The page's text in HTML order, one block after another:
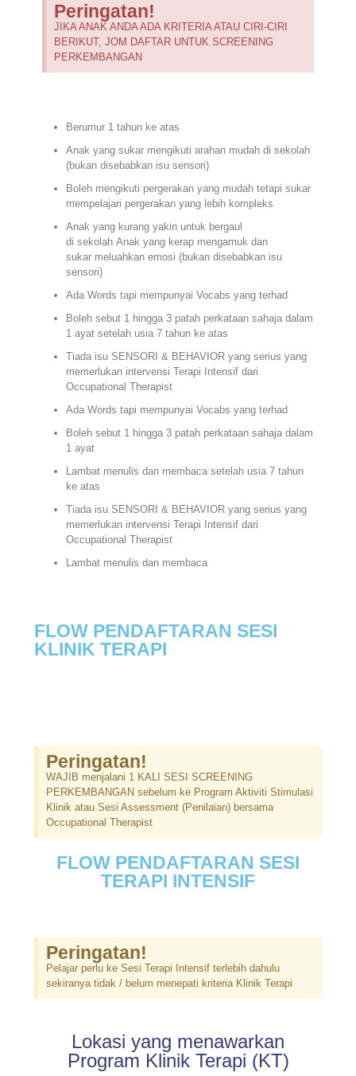
Peringatan!
JIKA ANAK ANDA ADA KRITERIA ATAU CIRI-CIRI
BERIKUT, JOM DAFTAR UNTUK SCREENING
PERKEMBANGAN
Berumur 1 tahun ke atas
Anak yang sukar mengikuti arahan mudah di sekolah
(bukan disebabkan isu sensori)
Boleh mengikuti pergerakan yang mudah tetapi sukar
mempelajari pergerakan yang lebih kompleks
Anak yang kurang yakin untuk bergaul
di sekolah Anak yang kerap mengamuk dan
sukar meluahkan emosi (bukan disebabkan isu
sensori)
Ada Words tapi mempunyai Vocabs yang terhad
Boleh sebut 1 hingga 3 patah perkataan sahaja dalam
1 ayat setelah usia 7 tahun ke atas
Tiada isu SENSORI & BEHAVIOR yang serius yang
memerlukan intervensi Terapi Intensif dari
Occupational Therapist
Ada Words tapi mempunyai Vocabs yang terhad
Boleh sebut 1 hingga 3 patah perkataan sahaja dalam
1 ayat
Lambat menulis dan membaca setelah usia 7 tahun
ke atas
Tiada isu SENSORI & BEHAVIOR yang serius yang
memerlukan intervensi Terapi Intensif dari
Occupational Therapist
Lambat menulis dan membaca
FLOW PENDAFTARAN SESI
KLINIK TERAPI
Peringatan!
WAJIB menjalani 1 KALI SESI SCREENING
PERKEMBANGAN sebelum ke Program Aktiviti Stimulasi
Klinik atau Sesi Assessment (Penilaian) bersama
Occupational Therapist
FLOW PENDAFTARAN SESI
TERAPI INTENSIF
Peringatan!
Pelajar perlu ke Sesi Terapi Intensif terlebih dahulu
sekiranya tidak / belum menepati kriteria Klinik Terapi
Lokasi yang menawarkan
Program Klinik Terapi (KT)